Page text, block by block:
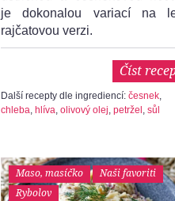
je dokonalou variací na
rajčatovou verzi.
Číst
Další recepty dle ingrediencí: česnek,
chleba, hlíva, olivový olej, petržel , sůl
Maso, masíčko
Naši favoriti
Rybolov